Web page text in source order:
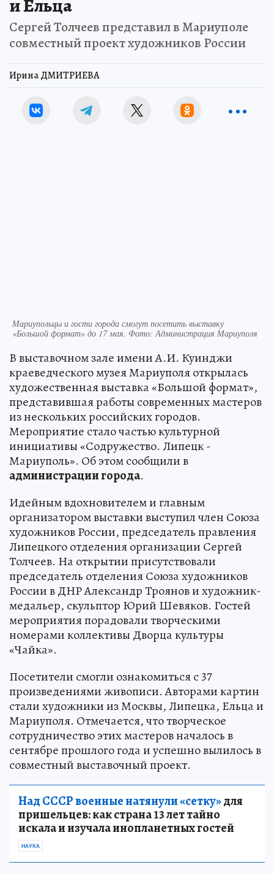
и Ельца
Сергей Толчеев представил в Мариуполе
совместный проект художников России
Ирина ДМИТРИЕВА
Мариупольцы и гости города смогут посетить выставку
«Большой формат» до 17 мая. Фото: Администрация Мариуполя
В выставочном зале имени А.И. Куинджи
краеведческого музея Мариуполя открылась
художественная выставка «Большой формат»,
представившая работы современных мастеров
из нескольких российских городов.
Мероприятие стало частью культурной
инициативы «Содружество. Липецк -
Мариуполь». Об этом сообщили в
администрации города.
Идейным вдохновителем и главным
организатором выставки выступил член Союза
художников России, председатель правления
Липецкого отделения организации Сергей
Толчеев. На открытии присутствовали
председатель отделения Союза художников
России в ДНР Александр Троянов и художник-
медальер, скульптор Юрий Шевяков. Гостей
мероприятия порадовали творческими
номерами коллективы Дворца культуры
«Чайка».
Посетители смогли ознакомиться с 37
произведениями живописи. Авторами картин
стали художники из Москвы, Липецка, Ельца и
Мариуполя. Отмечается, что творческое
сотрудничество этих мастеров началось в
сентябре прошлого года и успешно вылилось в
совместный выставочный проект.
Над СССР военные натянули «сетку»для
пришельцев: как страна 13 лет тайно
искала и изучала инопланетных гостей
НАУКА